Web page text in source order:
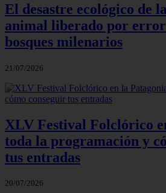
El desastre ecológico de
animal liberado por
bosques milenarios
21/07/2026
XLV Festival Folclórico
toda la programación y
tus entradas
20/07/2026